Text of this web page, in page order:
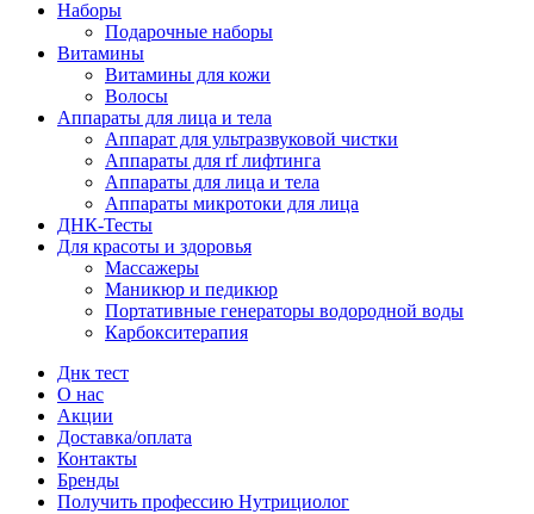
Наборы
Подарочные наборы
Витамины
Витамины для кожи
Волосы
Аппараты для лица и тела
Аппарат для ультразвуковой чистки
Аппараты для rf лифтинга
Аппараты для лица и тела
Аппараты микротоки для лица
ДНК-Тесты
Для красоты и здоровья
Массажеры
Маникюр и педикюр
Портативные генераторы водородной воды
Карбокситерапия
Днк тест
О нас
Акции
Доставка/оплата
Контакты
Бренды
Получить профессию Нутрициолог